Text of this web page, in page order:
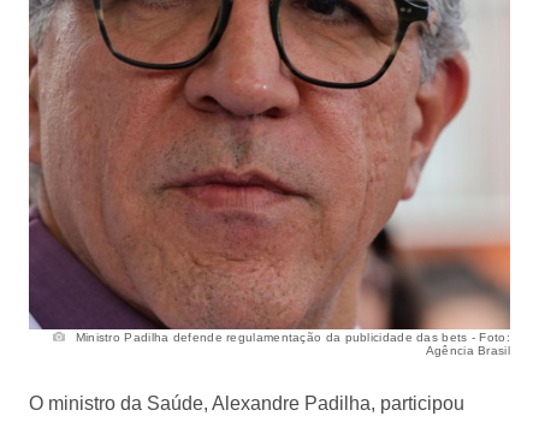
Ministro Padilha defende regulamentação da publicidade das bets - Foto:
Agência Brasil
O ministro da Saúde, Alexandre Padilha, participou